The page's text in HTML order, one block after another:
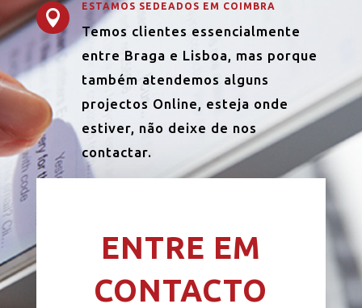

ESTAMOS SEDEADOS EM COIMBRA
Temos clientes essencialmente
entre Braga e Lisboa, mas porque
também atendemos alguns
projectos Online, esteja onde
estiver, não deixe de nos
contactar.
ENTRE EM
CONTACTO